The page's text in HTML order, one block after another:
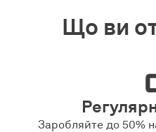
Що ви
Заробляйте до 50%